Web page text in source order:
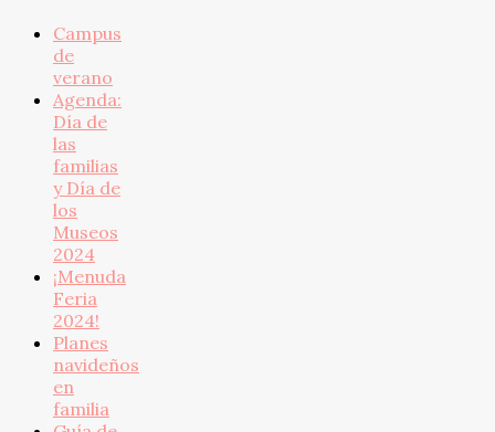
Campus
de
verano
Agenda:
Día de
las
familias
y Día de
los
Museos
2024
¡Menuda
Feria
2024!
Planes
navideños
en
familia